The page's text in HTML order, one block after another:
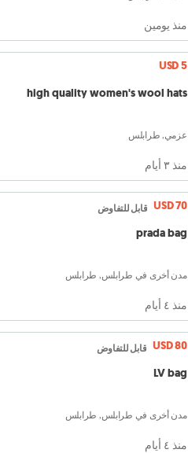
منذ يومين
USD 5
high quality women's wool hats
عزمي, طرابلس
منذ ٣ أيام
USD 70 قابل للتفاوض
prada bag
مدن أخرى في طرابلس, طرابلس
منذ ٤ أيام
USD 80 قابل للتفاوض
LV bag
مدن أخرى في طرابلس, طرابلس
منذ ٤ أيام